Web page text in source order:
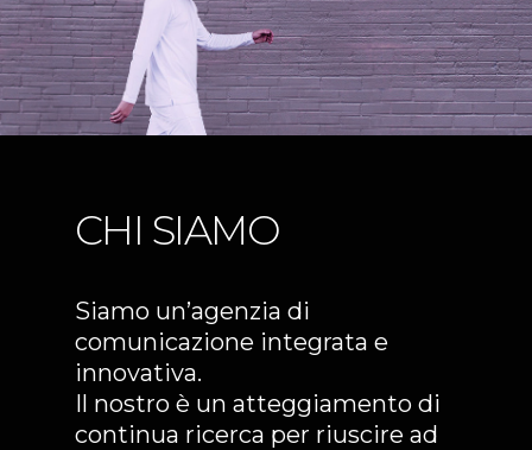
CHI SIAMO
Siamo un’agenzia di
comunicazione integrata e
innovativa.
Il nostro è un atteggiamento di
continua ricerca per riuscire ad